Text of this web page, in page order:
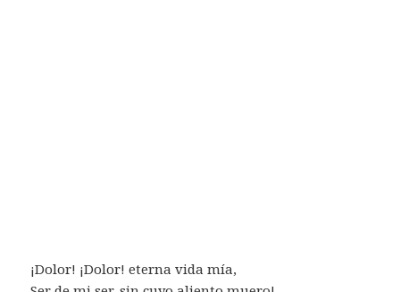
¡Dolor! ¡Dolor! eterna vida mía,